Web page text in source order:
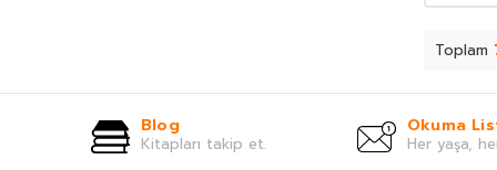
Alexandre Dumas(113)
Alfred Adler
Ali Haydar Haksal(53)
Toplam
Blog
Kitapları takip et.
Okuma
Her yaşa,